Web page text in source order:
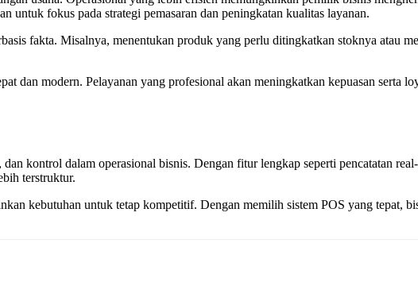
untuk fokus pada strategi pemasaran dan peningkatan kualitas layanan.
fakta. Misalnya, menentukan produk yang perlu ditingkatkan stoknya atau
dan modern. Pelayanan yang profesional akan meningkatkan kepuasan serta
kontrol dalam operasional bisnis. Dengan fitur lengkap seperti pencatatan
terstruktur.
kebutuhan untuk tetap kompetitif. Dengan memilih sistem POS yang tepat,